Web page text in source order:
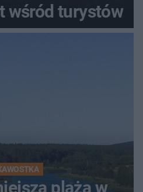
wśród turystów
plaża w